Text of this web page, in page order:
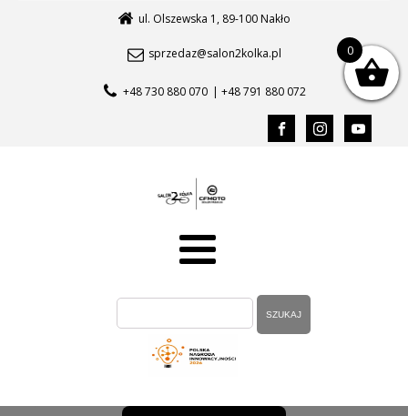
ul. Olszewska 1, 89-100 Nakło
sprzedaz@salon2kolka.pl
+48 730 880 070 | +48 791 880 072
0